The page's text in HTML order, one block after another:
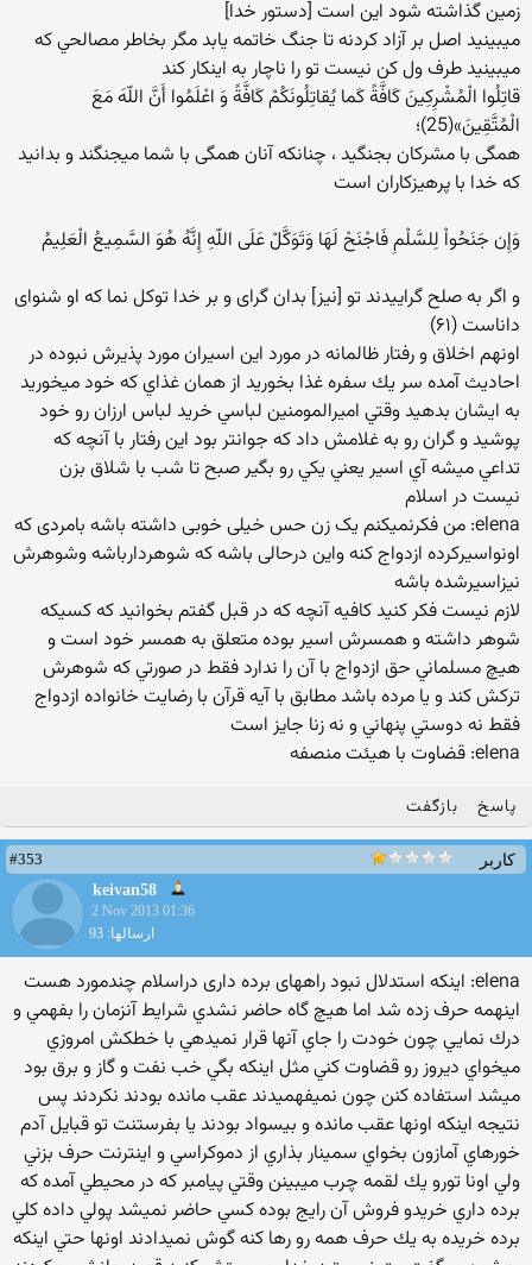
زمين گذاشته شود اين است [دستور خدا]
ميبينيد اصل بر آزاد كردنه تا جنگ خاتمه يابد مگر بخاطر مصالحي كه
ميبينيد طرف ول كن نيست تو را ناچار به اينكار كند
قاتِلُوا الْمُشْرِکِینَ کَافَّةً کَما یُقاتِلُونَکُمْ کَافَّةً وَ اعْلَمُوا أَنَّ اللّهَ مَعَ
الْمُتَّقِینَ»(25)؛
همگی با مشرکان بجنگید ، چنانکه آنان همگی با شما می‏جنگند و بدانید
که خدا با پرهیزکاران است
وَإِن جَنَحُواْ لِلسَّلْمِ فَاجْنَحْ لَهَا وَتَوَكَّلْ عَلَى اللّهِ إِنَّهُ هُوَ السَّمِيعُ الْعَلِيمُ
و اگر به صلح گراييدند تو [نيز] بدان گراى و بر خدا توكل نما كه او شنواى
داناست (۶۱)
اونهم اخلاق و رفتار ظالمانه در مورد اين اسيران مورد پذيرش نبوده در
احاديث آمده سر يك سفره غذا بخوريد از همان غذاي كه خود ميخوريد
به ايشان بدهيد وقتي اميرالمومنين لباسي خريد لباس ارزان رو خود
پوشيد و گران رو به غلامش داد كه جوانتر بود اين رفتار با آنچه كه
تداعي ميشه آي اسير يعني يكي رو بگير صبح تا شب با شلاق بزن
نيست در اسلام
elena: من فکرنمیکنم یک زن حس خیلی خوبی داشته باشه بامردی که
اونواسیرکرده ازدواج کنه واین درحالی باشه که شوهردارباشه وشوهرش
نیزاسیرشده باشه
لازم نيست فكر كنيد كافيه آنچه كه در قبل گفتم بخوانيد كه كسيكه
شوهر داشته و همسرش اسير بوده متعلق به همسر خود است و
هيچ مسلماني حق ازدواج با آن را ندارد فقط در صورتي كه شوهرش
تركش كند و يا مرده باشد مطابق با آيه قرآن با رضايت خانواده ازدواج
فقط نه دوستي پنهاني و نه زنا جايز است
elena: قضاوت با هیئت منصفه
پاسخ بازگفت
کاربر
#353
keivan58
2 Nov 2013 01:36
ارسالها: 93
elena: اینکه استدلال نبود راههای برده داری دراسلام چندمورد هست
اينهمه حرف زده شد اما هيچ گاه حاضر نشدي شرايط آنزمان را بفهمي و
درك نمايي چون خودت را جاي آنها قرار نميدهي با خطكش امروزي
ميخواي ديروز رو قضاوت كني مثل اينكه بگي خب نفت و گاز و برق بود
ميشد استفاده كنن چون نميفهميدند عقب مانده بودند نكردند پس
نتيجه اينكه اونها عقب مانده و بيسواد بودند يا بفرستنت تو قبايل آدم
خورهاي آمازون بخواي سمينار بذاري از دموكراسي و اينترنت حرف بزني
ولي اونا تورو يك لقمه چرب ميبينن وقتي پيامبر كه در محيطي آمده كه
برده داري خريدو فروش آن رايج بوده كسي حاضر نميشد پولي داده كلي
برده خريده به يك حرف همه رو رها كنه گوش نميدادند اونها حتي اينكه